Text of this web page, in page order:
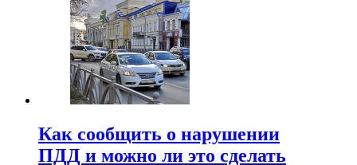
Как сообщить о нарушении
ПДД и можно ли это сделать